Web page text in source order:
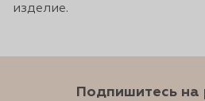
изделие.
Подпишитесь на